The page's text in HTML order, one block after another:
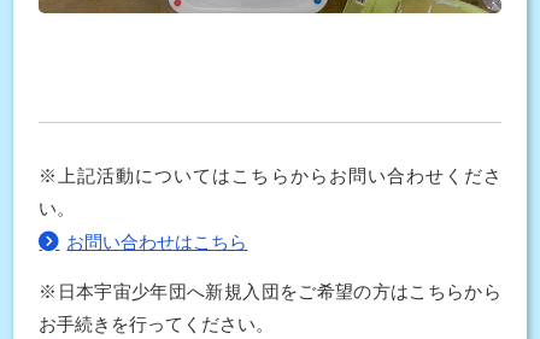
※上記活動についてはこちらからお問い合わせくださ
い。
お問い合わせはこちら
※日本宇宙少年団へ新規入団をご希望の方はこちらから
お手続きを行ってください。